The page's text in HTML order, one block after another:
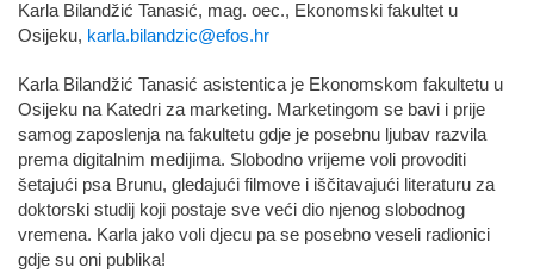
Karla Bilandžić Tanasić, mag. oec., Ekonomski fakultet u
Osijeku, karla.bilandzic@efos.hr
Karla Bilandžić Tanasić asistentica je Ekonomskom fakultetu u
Osijeku na Katedri za marketing. Marketingom se bavi i prije
samog zaposlenja na fakultetu gdje je posebnu ljubav razvila
prema digitalnim medijima. Slobodno vrijeme voli provoditi
šetajući psa Brunu, gledajući filmove i iščitavajući literaturu za
doktorski studij koji postaje sve veći dio njenog slobodnog
vremena. Karla jako voli djecu pa se posebno veseli radionici
gdje su oni publika!